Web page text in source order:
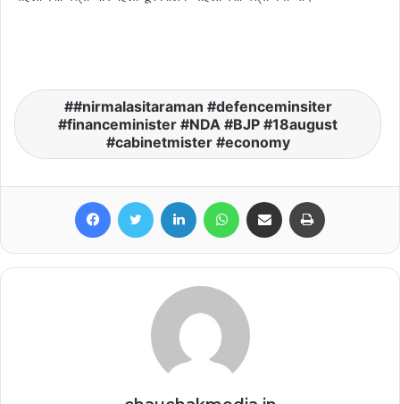
#nirmalasitaraman #defenceminsiter
#financeminister #NDA #BJP #18august
#cabinetmister #economy
FacebookTwitter LinkedIn WhatsAppShare via Email